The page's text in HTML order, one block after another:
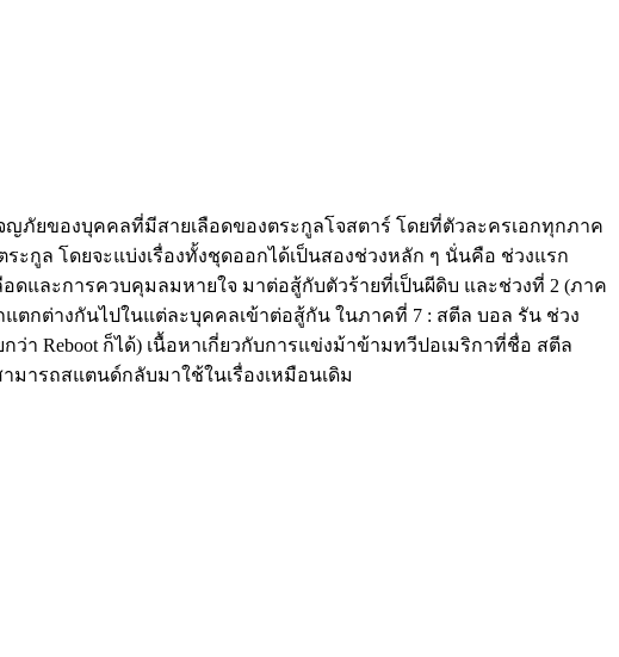
จญภัยของบุคคลที่มีสายเลือดของตระกูลโจสตาร์ โดยที่ตัวละครเอกทุกภาค
กูล โดยจะแบ่งเรื่องทั้งชุดออกได้เป็นสองช่วงหลัก ๆ นั่นคือ ช่วงแรก
และการควบคุมลมหายใจ มาต่อสู้กับตัวร้ายที่เป็นผีดิบ และช่วงที่ 2 (ภาค
ตกต่างกันไปในแต่ละบุคคลเข้าต่อสู้กัน ในภาคที่ 7 : สตีล บอล รัน ช่วง
ว่า Reboot ก็ได้) เนื้อหาเกี่ยวกับการแข่งม้าข้ามทวีปอเมริกาที่ชื่อ สตีล
มารถสแตนด์กลับมาใช้ในเรื่องเหมือนเดิม